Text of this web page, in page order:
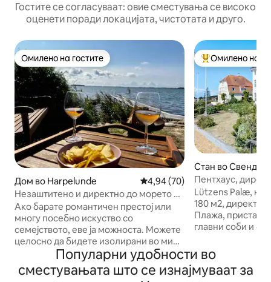
Гостите се согласуваат: овие сместувања се високо
оценети поради локацијата, чистотата и друго.
Омилено на гостите
Омилено на гостите
Дом во Harpelunde Просечна оцена: 4,94 од 5,
4,94 (70)
Незаштитено и директно до морето со
сопствен пристаништен мост
Ако барате романтичен престој или
многу посебно искуство со
семејството, еве ја можноста. Можете
целосно да бидете изолирани во мир
и тишина, да уживате во прекрасниот
поглед на фјордот додека огнот ве
загрева. Имате сопствен кеј за
МеѓуОмилено на
Стан во
Пентхаус,
Lützens Palæ,
180 м2,
Плажа,
главни соби и балкон. 5-10
ресторани, театар и
ходникот кој
Лебед, со
Популарни удобности во
сместувањата што се изнајмуваат за